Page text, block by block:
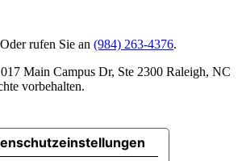
rufen Sie an (984) 263-4376.
Main Campus Dr, Ste 2300 Raleigh, NC
vorbehalten.